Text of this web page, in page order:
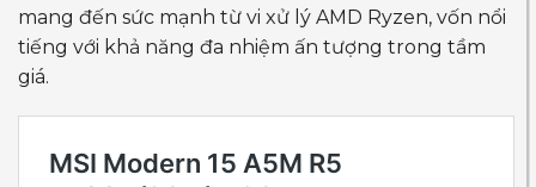
mang đến sức mạnh từ vi xử lý AMD Ryzen, vốn nổi
tiếng với khả năng đa nhiệm ấn tượng trong tầm
giá.